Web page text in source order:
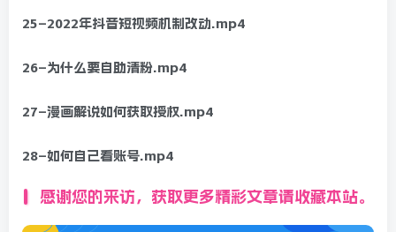
25–2022年抖音短视频机制改动.mp4
26–为什么要自助清粉.mp4
27–漫画解说如何获取授权.mp4
28–如何自己看账号.mp4
感谢您的来访，获取更多精彩文章请收藏本站。